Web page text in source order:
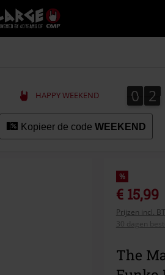
Large
–
Muziek-,
+
kleding
HAPPY WEEKEND 0
0 2
2
Kopieer de code WEEKEND
%
€ 15,99
Prijzen incl.
30 dagen
The